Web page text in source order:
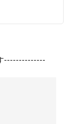
--------------